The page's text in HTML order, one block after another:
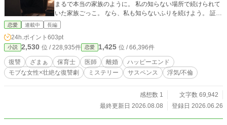
まるで本当の家族のように。 私の知らない場所で続けられて
いた家族ごっこ。 なら、私も知らないふりを続けよう。 証拠
を集め、逃げ道を塞ぎ、社会から抹殺させるその日まで。
恋愛 連載中 長編
24h.ポイント 603pt
小説 2,530 位 / 228,935件 恋愛 1,425 位 / 66,396件
復讐 ざまぁ 保育士 医師 離婚
ハッピーエンド
モブな女性×壮絶な復讐劇
ミステリー サスペンス 浮気/不倫
感想数 1
文字数 69,942
最終更新日 2026.08.08
登録日 2026.06.26